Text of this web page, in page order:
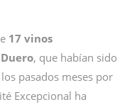
17 vinos
, que habían sido
pasados meses por
Excepcional ha